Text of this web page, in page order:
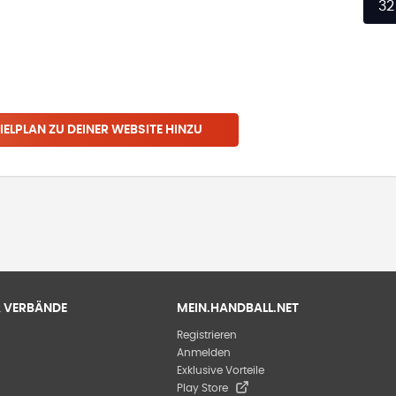
32
ZU DEINER WEBSITE HINZU
VERBÄNDE MEIN.HANDBALL.NET
Registrieren
Anmelden
Exklusive Vorteile
Play Store